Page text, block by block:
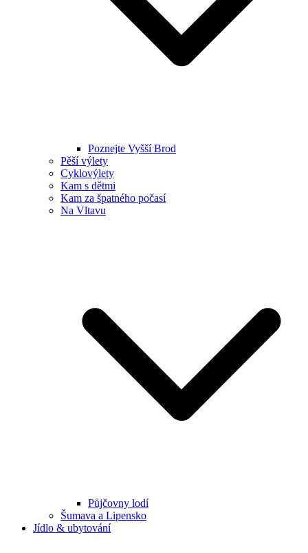
Poznejte Vyšší Brod
Pěší výlety
Cyklovýlety
Kam s dětmi
Kam za špatného počasí
Na Vltavu
Půjčovny lodí
Šumava a Lipensko
Jídlo & ubytování